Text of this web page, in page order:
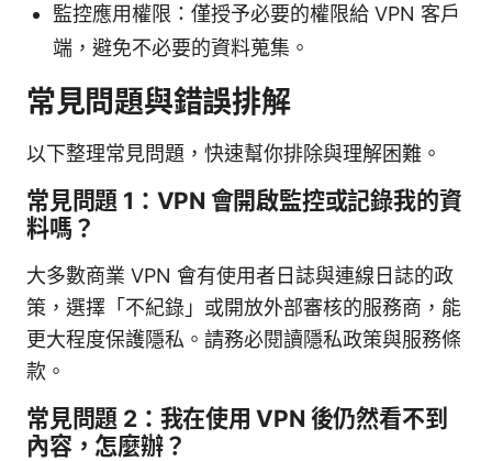
監控應用權限：僅授予必要的權限給 VPN 客戶
端，避免不必要的資料蒐集。
常見問題與錯誤排解
以下整理常見問題，快速幫你排除與理解困難。
常見問題 1：VPN 會開啟監控或記錄我的資
料嗎？
大多數商業 VPN 會有使用者日誌與連線日誌的政
策，選擇「不紀錄」或開放外部審核的服務商，能
更大程度保護隱私。請務必閱讀隱私政策與服務條
款。
常見問題 2：我在使用 VPN 後仍然看不到
內容，怎麼辦？